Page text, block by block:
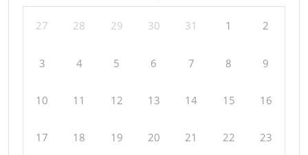
27 28 29 30 31 1 2
3 4 5 6 7 8 9
10 11 12 13 14 15 16
17 18 19 20 21 22 23